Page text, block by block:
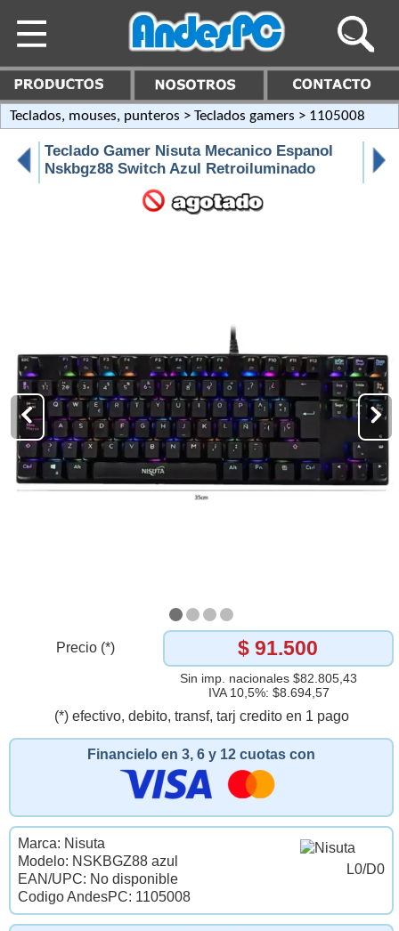
Teclados, mouses, punteros > Teclados gamers > 1105008
Teclado Gamer Nisuta Mecanico Espanol
Nskbgz88 Switch Azul Retroiluminado
Precio (*) $ 91.500
Sin imp. nacionales $82.805,43
IVA 10,5%: $8.694,57
(*) efectivo, debito, transf, tarj credito en 1 pago
Financielo en 3, 6 y 12 cuotas con
L0/D0
Marca: Nisuta
Modelo: NSKBGZ88 azul
EAN/UPC: No disponible
Codigo AndesPC: 1105008